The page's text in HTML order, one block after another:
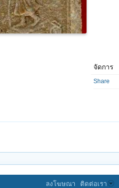
จัดการ
Share
ลงโฆษณา ติดต่อเรา